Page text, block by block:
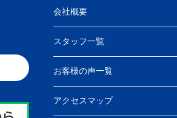
会社概要
スタッフ一覧
お客様の声一覧
アクセスマップ